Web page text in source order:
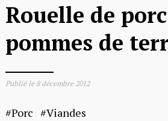
Rouelle de
pommes de
Publié le 8 décembre 2012
Porc Viandes